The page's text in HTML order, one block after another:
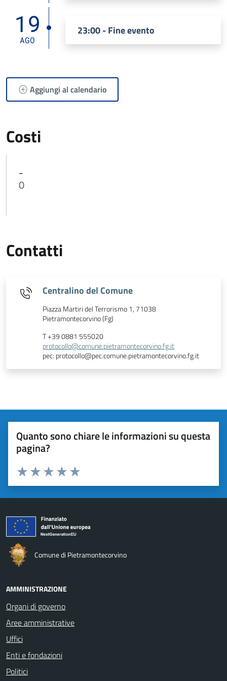
19
AGO
23:00 - Fine evento
Aggiungi al calendario
Costi
-
0
Contatti
Centralino del Comune
Piazza Martiri del Terrorismo 1, 71038
Pietramontecorvino (Fg)
T +39 0881 555020
protocollo@comune.pietramontecorvino.fg.it
pec: protocollo@pec.comune.pietramontecorvino.fg.it
Quanto sono chiare le informazioni su questa
pagina?
Valuta da 1 a 5 stelle la pagina
Valuta 5 stelle su 5
Valuta 4 stelle su 5
Valuta 3 stelle su 5
Valuta 2 stelle su 5
Valuta 1 stelle su 5
Comune di Pietramontecorvino
AMMINISTRAZIONE
Organi di governo
Aree amministrative
Uffici
Enti e fondazioni
Politici